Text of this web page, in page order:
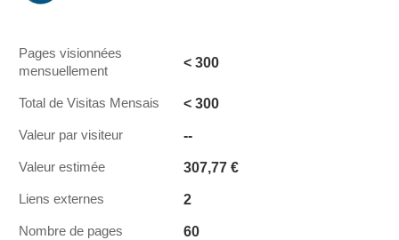
Pages visionnées
mensuellement
< 300
Total de Visitas Mensais < 300
Valeur par visiteur --
Valeur estimée 307,77 €
Liens externes 2
Nombre de pages 60